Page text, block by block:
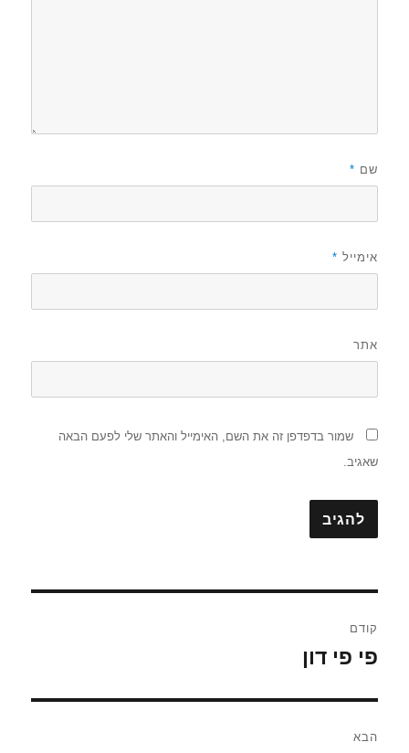
שם *
אימייל *
אתר
שמור בדפדפן זה את השם, האימייל והאתר שלי לפעם הבאה
שאגיב.
קודם
הפוסט
פי פי דון
הבא